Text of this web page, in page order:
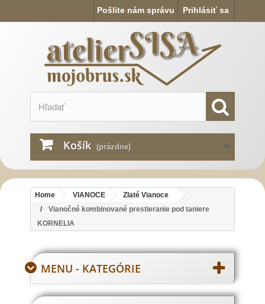
Prihlásiť sa
Pošlite nám správu
Košík (prázdne)
Home VIANOCE
Zlaté Vianoce
Vianočné kombinované prestieranie pod taniere
KORNELIA
MENU - KATEGÓRIE